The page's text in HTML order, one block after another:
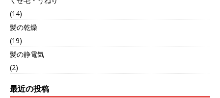
(14)
髪の乾燥
(19)
髪の静電気
(2)
最近の投稿